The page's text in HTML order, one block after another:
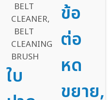
ใบ
ข้อ
ต่อ
หด
ขยาย